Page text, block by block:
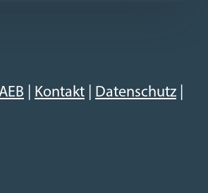
Kontakt Datenschutz